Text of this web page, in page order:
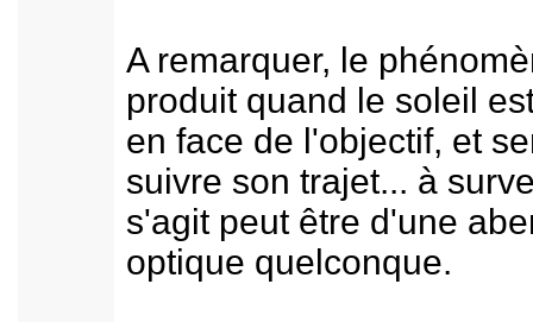
A remarquer, le
produit quand le soleil
en face de l'objectif, et
suivre son trajet... à
s'agit peut être d'une
optique quelconque.